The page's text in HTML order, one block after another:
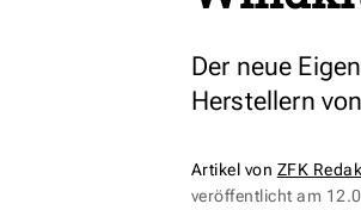
Der neue
Herstellern
Artikel von ZFK
veröffentlicht am